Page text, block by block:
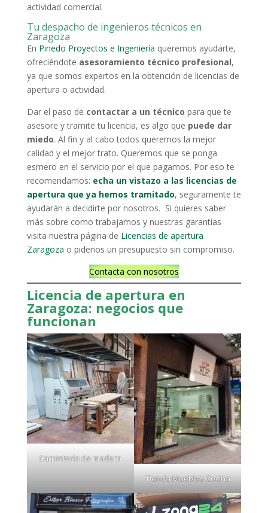
actividad comercial.
Tu despacho de ingenieros técnicos en
Zaragoza
En Pinedo Proyectos e Ingeniería queremos ayudarte,
ofreciéndote asesoramiento técnico profesional,
ya que somos expertos en la obtención de licencias de
apertura o actividad.
Dar el paso de contactar a un técnico para que te
asesore y tramite tu licencia, es algo que puede dar
miedo. Al fin y al cabo todos queremos la mejor
calidad y el mejor trato. Queremos que se ponga
esmero en el servicio por el que pagamos. Por eso te
recomendamos: echa un vistazo a las licencias de
apertura que ya hemos tramitado, seguramente te
ayudarán a decidirte por nosotros. Si quieres saber
más sobre como trabajamos y nuestras garantías
visita nuestra página de Licencias de apertura
Zaragoza o pidenos un presupuesto sin compromiso.
Contacta con nosotros
Licencia de apertura en
Zaragoza: negocios que
funcionan
Carpintería de madera
Tienda Muebles Cocina